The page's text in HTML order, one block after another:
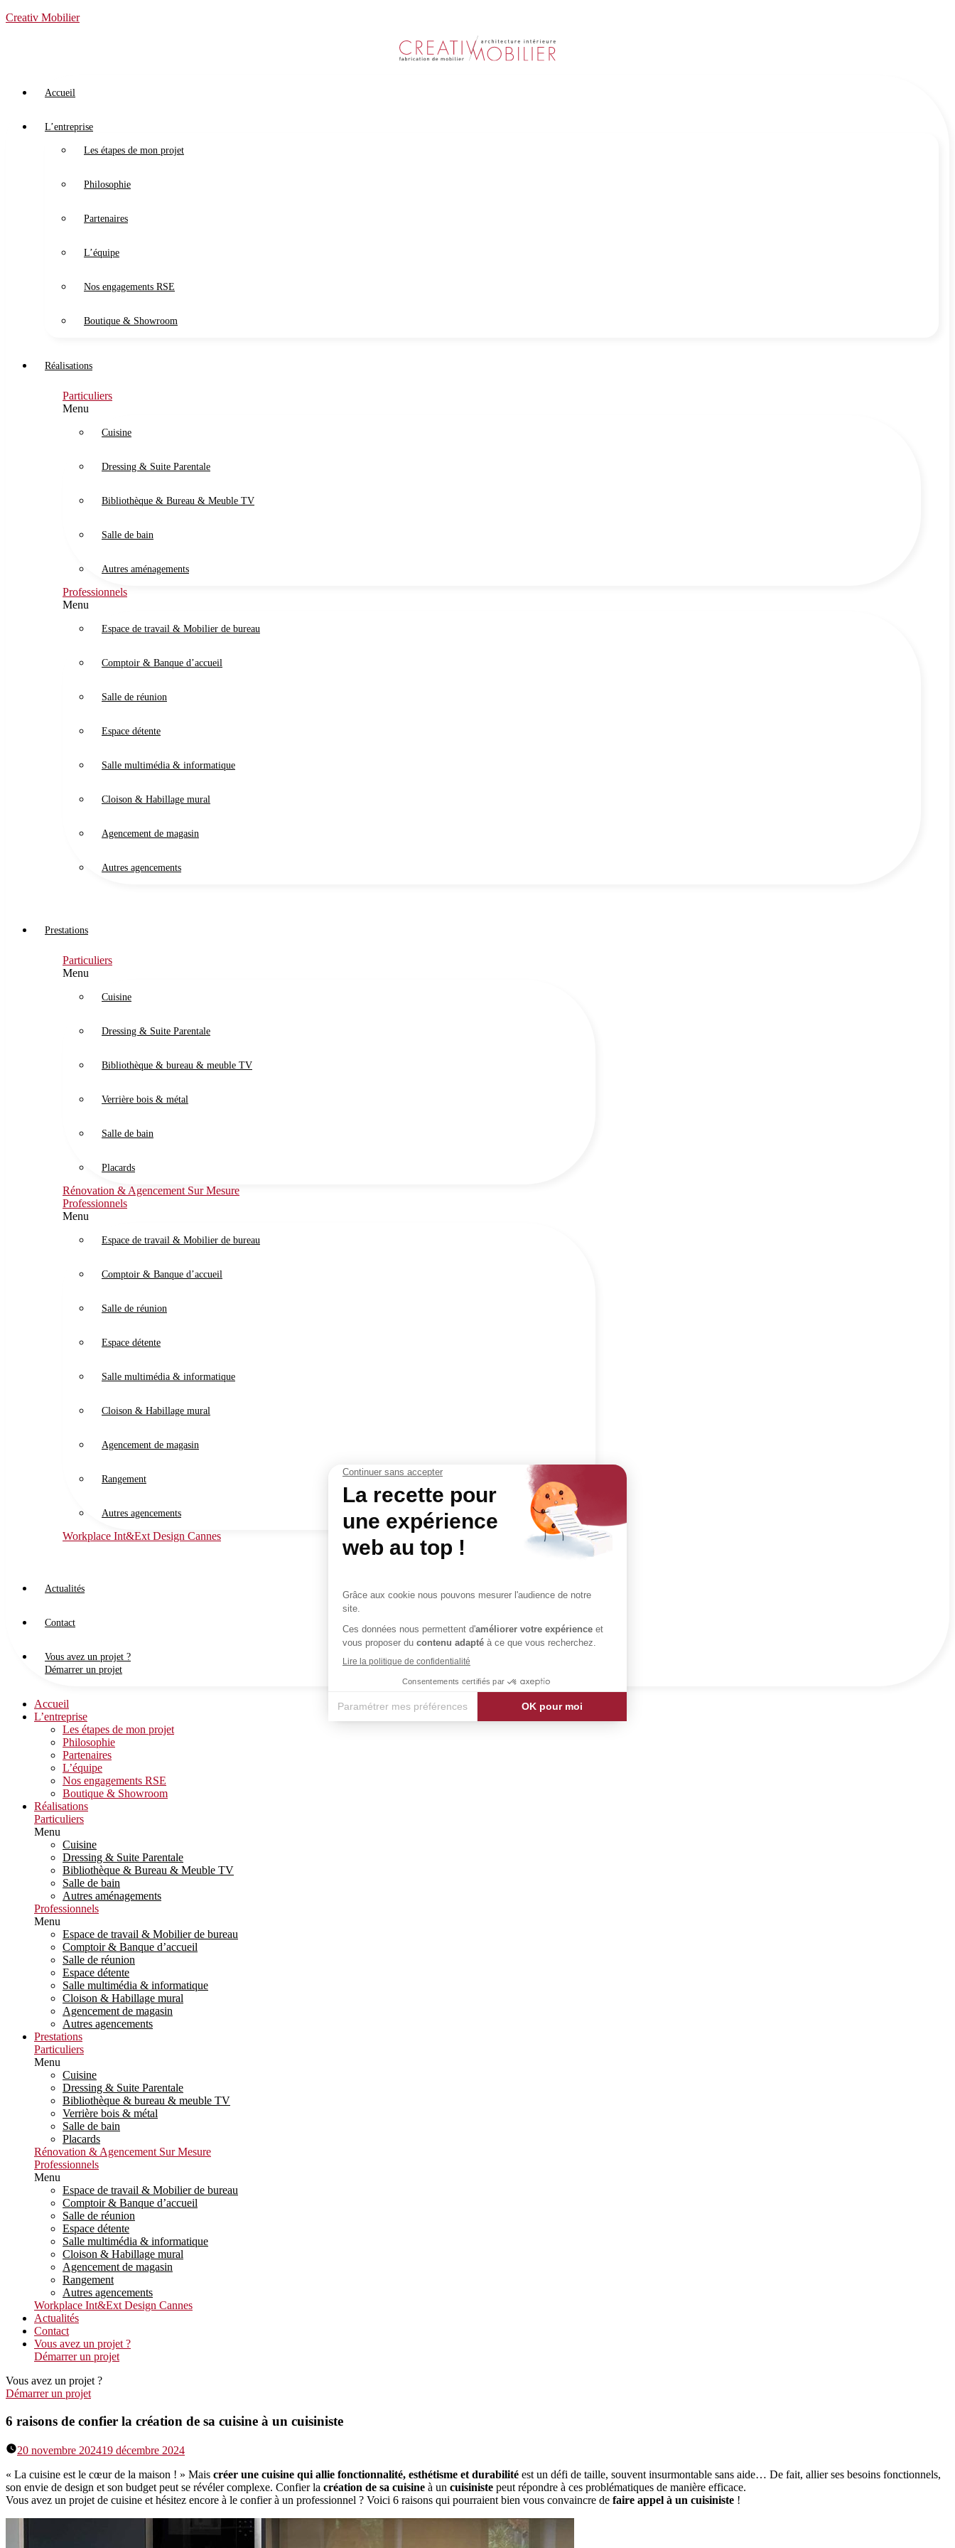
Creativ Mobilier
Accueil
L’entreprise
Les étapes de mon projet
Philosophie
Partenaires
L’équipe
Nos engagements RSE
Boutique & Showroom
Réalisations
Particuliers
Menu
Cuisine
Dressing & Suite Parentale
Bibliothèque & Bureau & Meuble TV
Salle de bain
Autres aménagements
Professionnels
Menu
Espace de travail & Mobilier de bureau
Comptoir & Banque d’accueil
Salle de réunion
Espace détente
Salle multimédia & informatique
Cloison & Habillage mural
Agencement de magasin
Autres agencements
Prestations
Particuliers
Menu
Cuisine
Dressing & Suite Parentale
Bibliothèque & bureau & meuble TV
Verrière bois & métal
Salle de bain
Placards
Rénovation & Agencement Sur Mesure
Professionnels
Menu
Espace de travail & Mobilier de bureau
Comptoir & Banque d’accueil
Salle de réunion
Espace détente
Salle multimédia & informatique
Cloison & Habillage mural
Agencement de magasin
Rangement
Autres agencements
Workplace Int&Ext Design Cannes
Actualités
Contact
Vous avez un projet ?
Démarrer un projet
Accueil
L’entreprise
Les étapes de mon projet
Philosophie
Partenaires
L’équipe
Nos engagements RSE
Boutique & Showroom
Réalisations
Particuliers
Menu
Cuisine
Dressing & Suite Parentale
Bibliothèque & Bureau & Meuble TV
Salle de bain
Autres aménagements
Professionnels
Menu
Espace de travail & Mobilier de bureau
Comptoir & Banque d’accueil
Salle de réunion
Espace détente
Salle multimédia & informatique
Cloison & Habillage mural
Agencement de magasin
Autres agencements
Prestations
Particuliers
Menu
Cuisine
Dressing & Suite Parentale
Bibliothèque & bureau & meuble TV
Verrière bois & métal
Salle de bain
Placards
Rénovation & Agencement Sur Mesure
Professionnels
Menu
Espace de travail & Mobilier de bureau
Comptoir & Banque d’accueil
Salle de réunion
Espace détente
Salle multimédia & informatique
Cloison & Habillage mural
Agencement de magasin
Rangement
Autres agencements
Workplace Int&Ext Design Cannes
Actualités
Contact
Vous avez un projet ?
Démarrer un projet
Vous avez un projet ?
Démarrer un projet
6 raisons de confier la création de sa cuisine à un cuisiniste
20 novembre 202419 décembre 2024
« La cuisine est le cœur de la maison ! » Mais créer une cuisine qui allie fonctionnalité, esthétisme et durabilité est un défi de taille, souvent insurmontable sans aide… De fait, allier ses besoins fonctionnels,
son envie de design et son budget peut se révéler complexe. Confier la création de sa cuisine à un cuisiniste peut répondre à ces problématiques de manière efficace.
Vous avez un projet de cuisine et hésitez encore à le confier à un professionnel ? Voici 6 raisons qui pourraient bien vous convaincre de faire appel à un cuisiniste !